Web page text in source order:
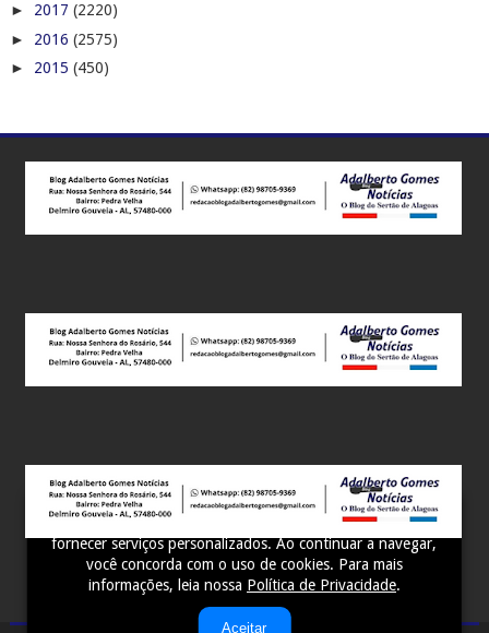
Este site utiliza cookies para melhorar sua experiência e
fornecer serviços personalizados. Ao continuar a navegar,
você concorda com o uso de cookies. Para mais
informações, leia nossa Política de Privacidade.
Aceitar
► 2017 (2220)
► 2016 (2575)
► 2015 (450)